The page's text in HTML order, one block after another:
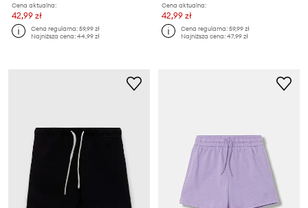
Cena aktualna:
42,99 zł
Cena regularna:59,99 zł
Najniższa cena:44,99 zł
Cena aktualna:
42,99 zł
Cena regularna:59,99 zł
Najniższa cena:47,99 zł